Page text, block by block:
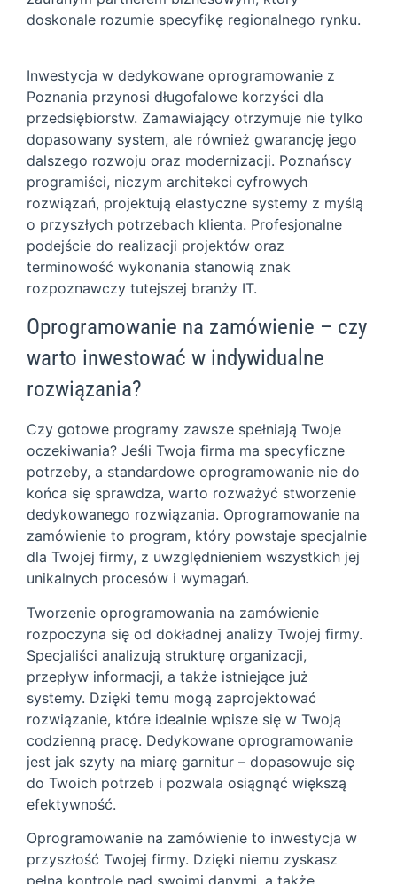
doskonale rozumie specyfikę regionalnego rynku.
Inwestycja w dedykowane oprogramowanie z
Poznania przynosi długofalowe korzyści dla
przedsiębiorstw. Zamawiający otrzymuje nie tylko
dopasowany system, ale również gwarancję jego
dalszego rozwoju oraz modernizacji. Poznańscy
programiści, niczym architekci cyfrowych
rozwiązań, projektują elastyczne systemy z myślą
o przyszłych potrzebach klienta. Profesjonalne
podejście do realizacji projektów oraz
terminowość wykonania stanowią znak
rozpoznawczy tutejszej branży IT.
Oprogramowanie na zamówienie – czy
warto inwestować w indywidualne
rozwiązania?
Czy gotowe programy zawsze spełniają Twoje
oczekiwania? Jeśli Twoja firma ma specyficzne
potrzeby, a standardowe oprogramowanie nie do
końca się sprawdza, warto rozważyć stworzenie
dedykowanego rozwiązania. Oprogramowanie na
zamówienie to program, który powstaje specjalnie
dla Twojej firmy, z uwzględnieniem wszystkich jej
unikalnych procesów i wymagań.
Tworzenie oprogramowania na zamówienie
rozpoczyna się od dokładnej analizy Twojej firmy.
Specjaliści analizują strukturę organizacji,
przepływ informacji, a także istniejące już
systemy. Dzięki temu mogą zaprojektować
rozwiązanie, które idealnie wpisze się w Twoją
codzienną pracę. Dedykowane oprogramowanie
jest jak szyty na miarę garnitur – dopasowuje się
do Twoich potrzeb i pozwala osiągnąć większą
efektywność.
Oprogramowanie na zamówienie to inwestycja w
przyszłość Twojej firmy. Dzięki niemu zyskasz
pełną kontrolę nad swoimi danymi, a także